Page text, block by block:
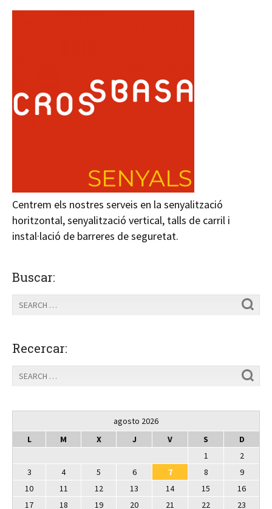
Centrem els nostres serveis en la senyalització
horitzontal, senyalització vertical, talls de carril i
instal·lació de barreres de seguretat.
Buscar:
Recercar:
agosto 2026
L
M X J V S
D
1
2
3
4 5 6 7 8
9
10
11 12 13 14 15
16
17
18 19 20 21 22 23